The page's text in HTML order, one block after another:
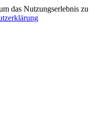
das Nutzungserlebnis zu